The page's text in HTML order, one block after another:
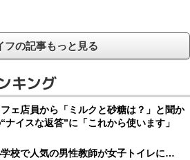
フの記事もっと見る
キング
フェ店員から「ミルクと砂糖は？」と聞か
イスな返答”に「これから使います」
学校で人気の男性教師が女子トイレに…